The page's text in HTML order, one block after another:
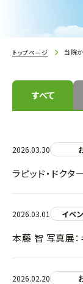
トップページ 当院
すべて
2026.03.30
ラピッド・ドク
2026.03.01 イベ
本藤 智 写真展：
2026.02.20